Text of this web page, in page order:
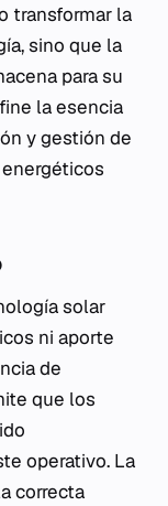
transformar la
sino que la
para su
la esencia
y gestión de
solar
ni aporte
de
que los
operativo. La
correcta